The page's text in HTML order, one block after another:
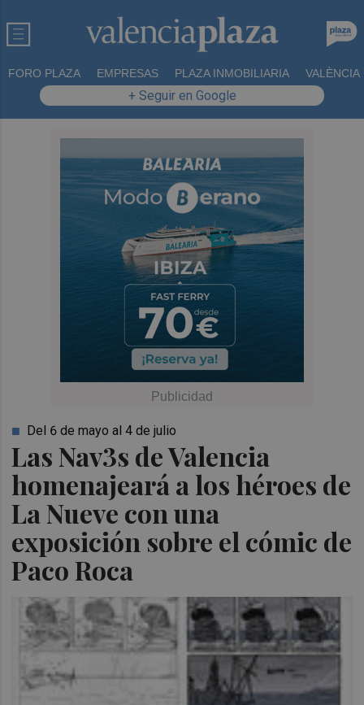
FORO PLAZA EMPRESAS PLAZA INMOBILIARIA VALÈNCIA
+ Seguir en Google
Las Nav3s de Valencia
homenajeará a los héroes de
La Nueve con una
exposición sobre el cómic de
Paco Roca
Del 6 de mayo al 4 de julio